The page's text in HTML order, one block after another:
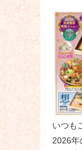
いつも
2026年